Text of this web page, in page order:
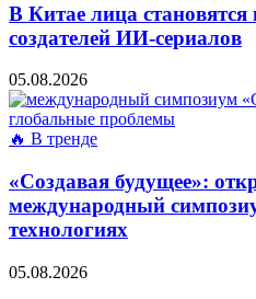
В Китае лица
создателей ИИ-сериалов
05.08.2026
🔥 В тренде
«Создавая будущее»:
международный
технологиях
05.08.2026